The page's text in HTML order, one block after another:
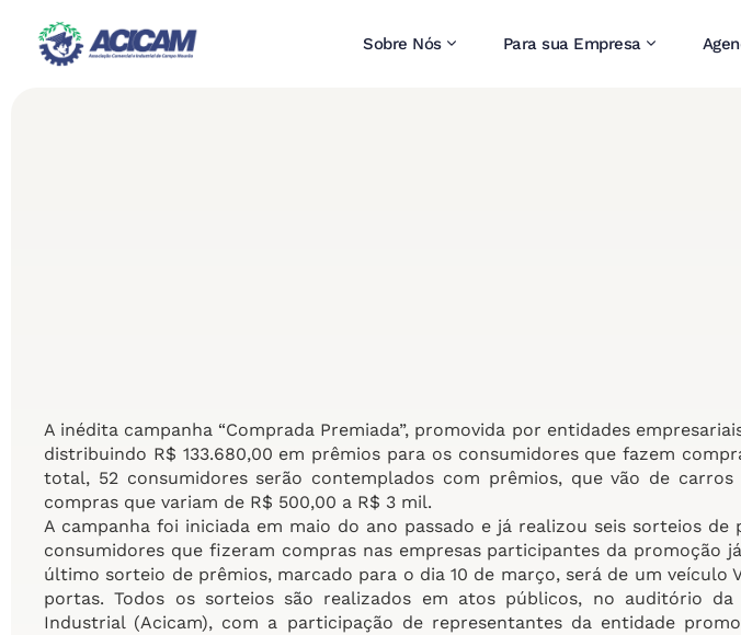
Sobre Nós Para sua Empresa
A inédita campanha “Comprada Premiada”, promovida por entidades
distribuindo R$ 133.680,00 em prêmios para os consumidores que fazem
total, 52 consumidores serão contemplados com prêmios, que vão de
compras que variam de R$ 500,00 a R$ 3 mil.
A campanha foi iniciada em maio do ano passado e já realizou seis sorteios de
consumidores que fizeram compras nas empresas participantes da promoção
último sorteio de prêmios, marcado para o dia 10 de março, será de um veículo
portas. Todos os sorteios são realizados em atos públicos, no auditório da
Industrial (Acicam), com a participação de representantes da entidade